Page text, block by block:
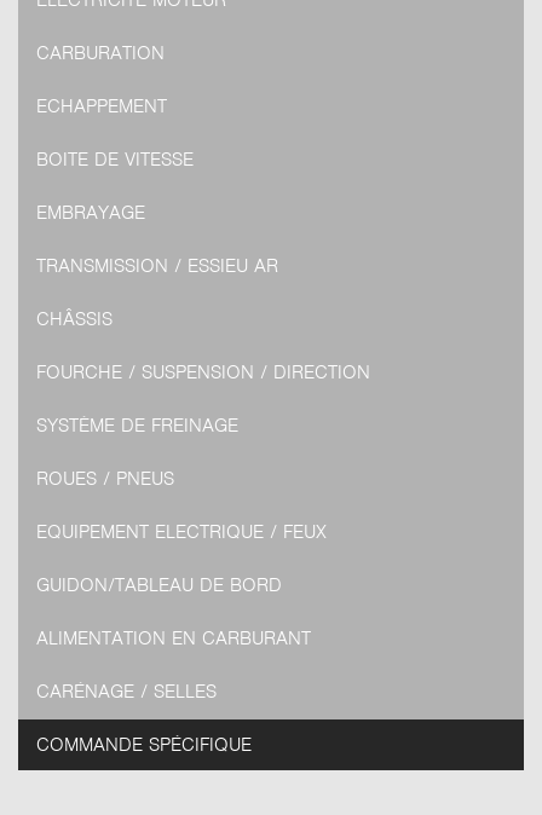
CARBURATION
ECHAPPEMENT
BOITE DE VITESSE
EMBRAYAGE
TRANSMISSION / ESSIEU AR
CHÂSSIS
FOURCHE / SUSPENSION / DIRECTION
SYSTÈME DE FREINAGE
ROUES / PNEUS
EQUIPEMENT ELECTRIQUE / FEUX
GUIDON/TABLEAU DE BORD
ALIMENTATION EN CARBURANT
CARÉNAGE / SELLES
COMMANDE SPÉCIFIQUE